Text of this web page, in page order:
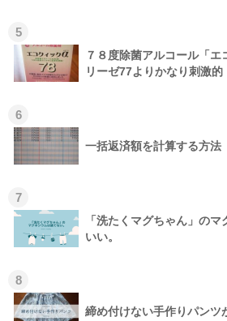
5
７８度除菌アルコール「エ
リーゼ77よりかなり刺激的
6
一括返済額を計算する方法
7
「洗たくマグちゃん」の
いい。
8
締め付けない手作りパンツ